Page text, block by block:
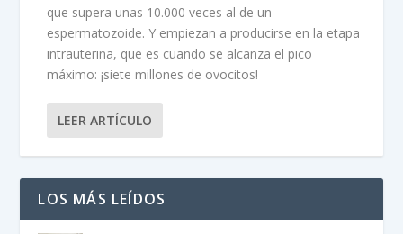
que supera unas 10.000 veces al de un
espermatozoide. Y empiezan a producirse en la etapa
intrauterina, que es cuando se alcanza el pico
máximo: ¡siete millones de ovocitos!
LEER ARTÍCULO
LOS MÁS LEÍDOS